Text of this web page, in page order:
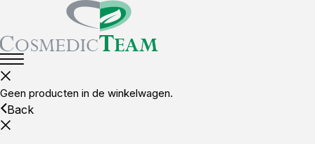
Geen producten in de winkelwagen.
Back